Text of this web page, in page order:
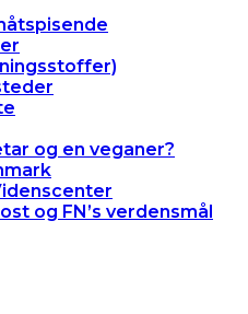
og en veganer?
og FN’s verdensmål